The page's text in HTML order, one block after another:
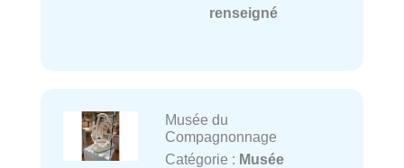
renseigné
Musée du
Compagnonnage
Catégorie : Musée